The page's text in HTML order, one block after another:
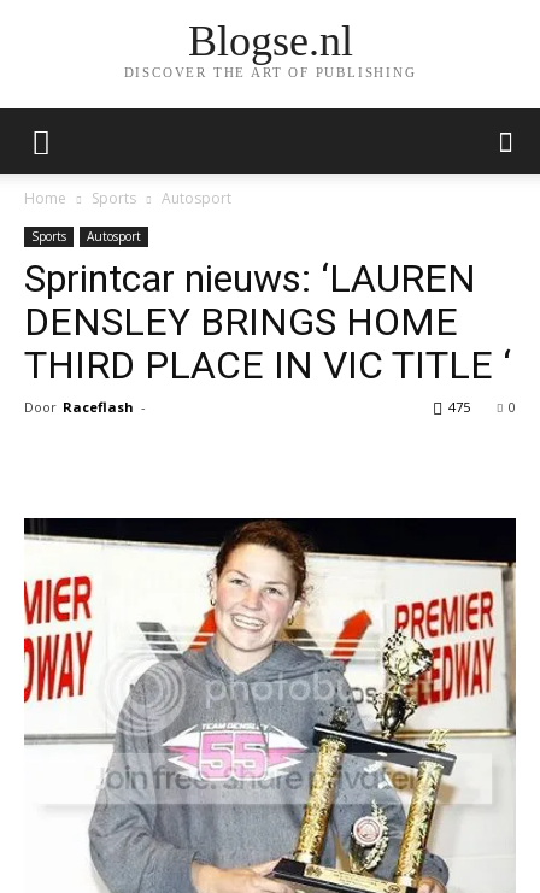
Blogse.nl
DISCOVER THE ART OF PUBLISHING
Home Sports Autosport
Sports Autosport
Sprintcar nieuws: ‘LAUREN
DENSLEY BRINGS HOME
THIRD PLACE IN VIC TITLE ‘
Door Raceflash - 0
475